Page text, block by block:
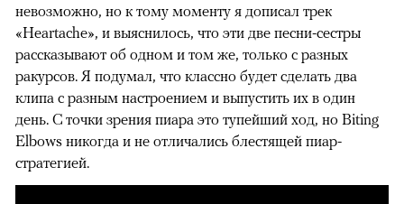
невозможно, но к тому моменту я дописал трек
«Heartache», и выяснилось, что эти две песни-сестры
рассказывают об одном и том же, только с разных
ракурсов. Я подумал, что классно будет сделать два
клипа с разным настроением и выпустить их в один
день. С точки зрения пиара это тупейший ход, но Biting
Elbows никогда и не отличались блестящей пиар-
стратегией.